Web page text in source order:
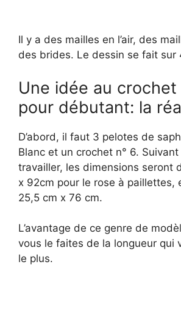
Il y a des mailles en l’air, des
des brides. Le dessin se fait sur
Une idée au
pour débutant: la
D’abord, il faut 3 pelotes de
Blanc et un crochet n° 6.
travailler, les dimensions seront
x 92cm pour le rose à paillettes,
25,5 cm x 76 cm.
L’avantage de ce genre de
vous le faites de la longueur qui
le plus.